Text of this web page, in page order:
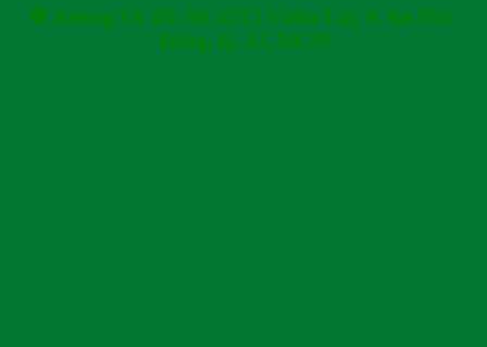
Xưởng SX III: Số 35T2 Vườn Lài, P. An Phú
Đông, Q. 12, HCM